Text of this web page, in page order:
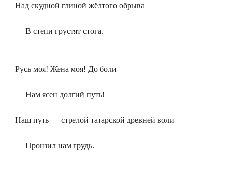
Над скудной глиной жёлтого обрыва
В степи грустят стога.
Русь моя! Жена моя! До боли
Нам ясен долгий путь!
Наш путь — стрелой татарской древней воли
Пронзил нам грудь.